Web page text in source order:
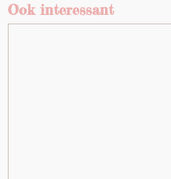
Ook interessant